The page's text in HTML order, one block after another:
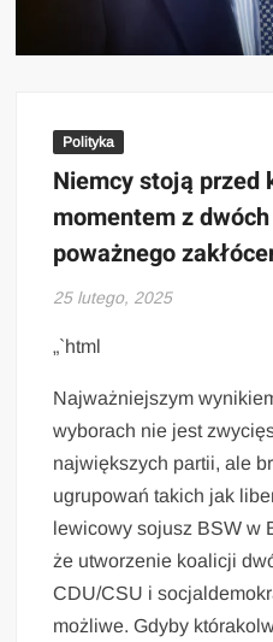
Polityka
Niemcy stoją przed
momentem z
poważnego
25 lutego, 2025
„`html
Najważniejszym
wyborach nie jest
największych partii, ale
ugrupowań takich jak
lewicowy sojusz BSW w
że utworzenie koalicji
CDU/CSU i
możliwe. Gdyby